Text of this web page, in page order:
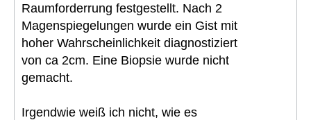
Raumforderrung festgestellt. Nach 2
Magenspiegelungen wurde ein Gist mit
hoher Wahrscheinlichkeit diagnostiziert
von ca 2cm. Eine Biopsie wurde nicht
gemacht.
Irgendwie weiß ich nicht, wie es